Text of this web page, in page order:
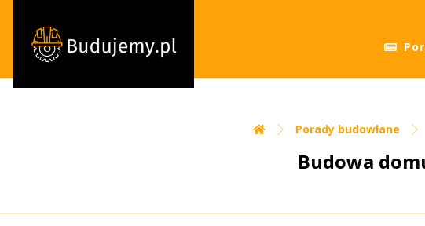
Porady budowlane
Budowa